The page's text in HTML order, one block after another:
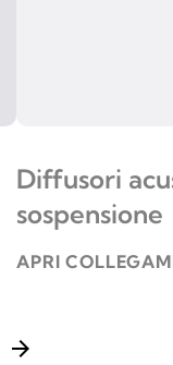
Diffusori
sospensione
APRI
arrow_forward